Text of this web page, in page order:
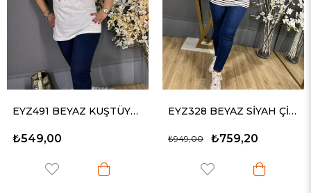
EYZ491 BEYAZ KUŞTÜYÜ BASKILI PENYE TİŞÖRT
₺549,00
EYZ328 BEYAZ SİYAH ÇİZGİLİ BASİC TİŞÖRT
₺759,20
₺949,00